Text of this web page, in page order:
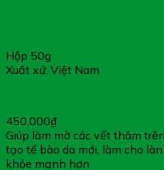
Hộp 50g
Xuất xứ: Việt Nam
450,000₫
Giúp làm mờ các vết thâm
tạo tế bào da mới, làm cho
khỏe mạnh hơn